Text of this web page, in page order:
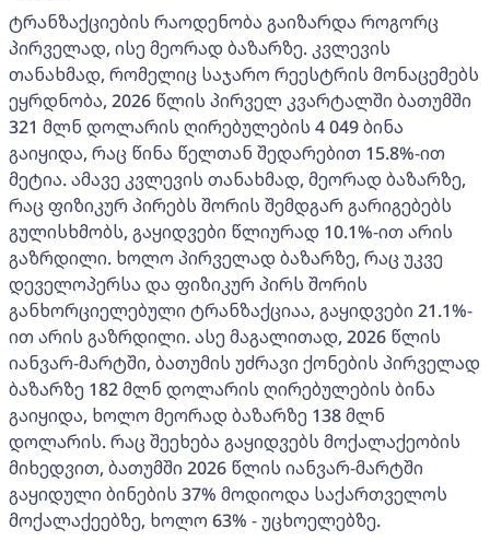
ტრანზაქციების რაოდენობა გაიზარდა როგორც
პირველად, ისე მეორად ბაზარზე. კვლევის
თანახმად, რომელიც საჯარო რეესტრის მონაცემებს
ეყრდნობა, 2026 წლის პირველ კვარტალში ბათუმში
321 მლნ დოლარის ღირებულების 4 049 ბინა
გაიყიდა, რაც წინა წელთან შედარებით 15.8%-ით
მეტია. ამავე კვლევის თანახმად, მეორად ბაზარზე,
რაც ფიზიკურ პირებს შორის შემდგარ გარიგებებს
გულისხმობს, გაყიდვები წლიურად 10.1%-ით არის
გაზრდილი. ხოლო პირველად ბაზარზე, რაც უკვე
დეველოპერსა და ფიზიკურ პირს შორის
განხორციელებული ტრანზაქციაა, გაყიდვები 21.1%-
ით არის გაზრდილი. ასე მაგალითად, 2026 წლის
იანვარ-მარტში, ბათუმის უძრავი ქონების პირველად
ბაზარზე 182 მლნ დოლარის ღირებულების ბინა
გაიყიდა, ხოლო მეორად ბაზარზე 138 მლნ
დოლარის. რაც შეეხება გაყიდვებს მოქალაქეობის
მიხედვით, ბათუმში 2026 წლის იანვარ-მარტში
გაყიდული ბინების 37% მოდიოდა საქართველოს
მოქალაქეებზე, ხოლო 63% - უცხოელებზე.